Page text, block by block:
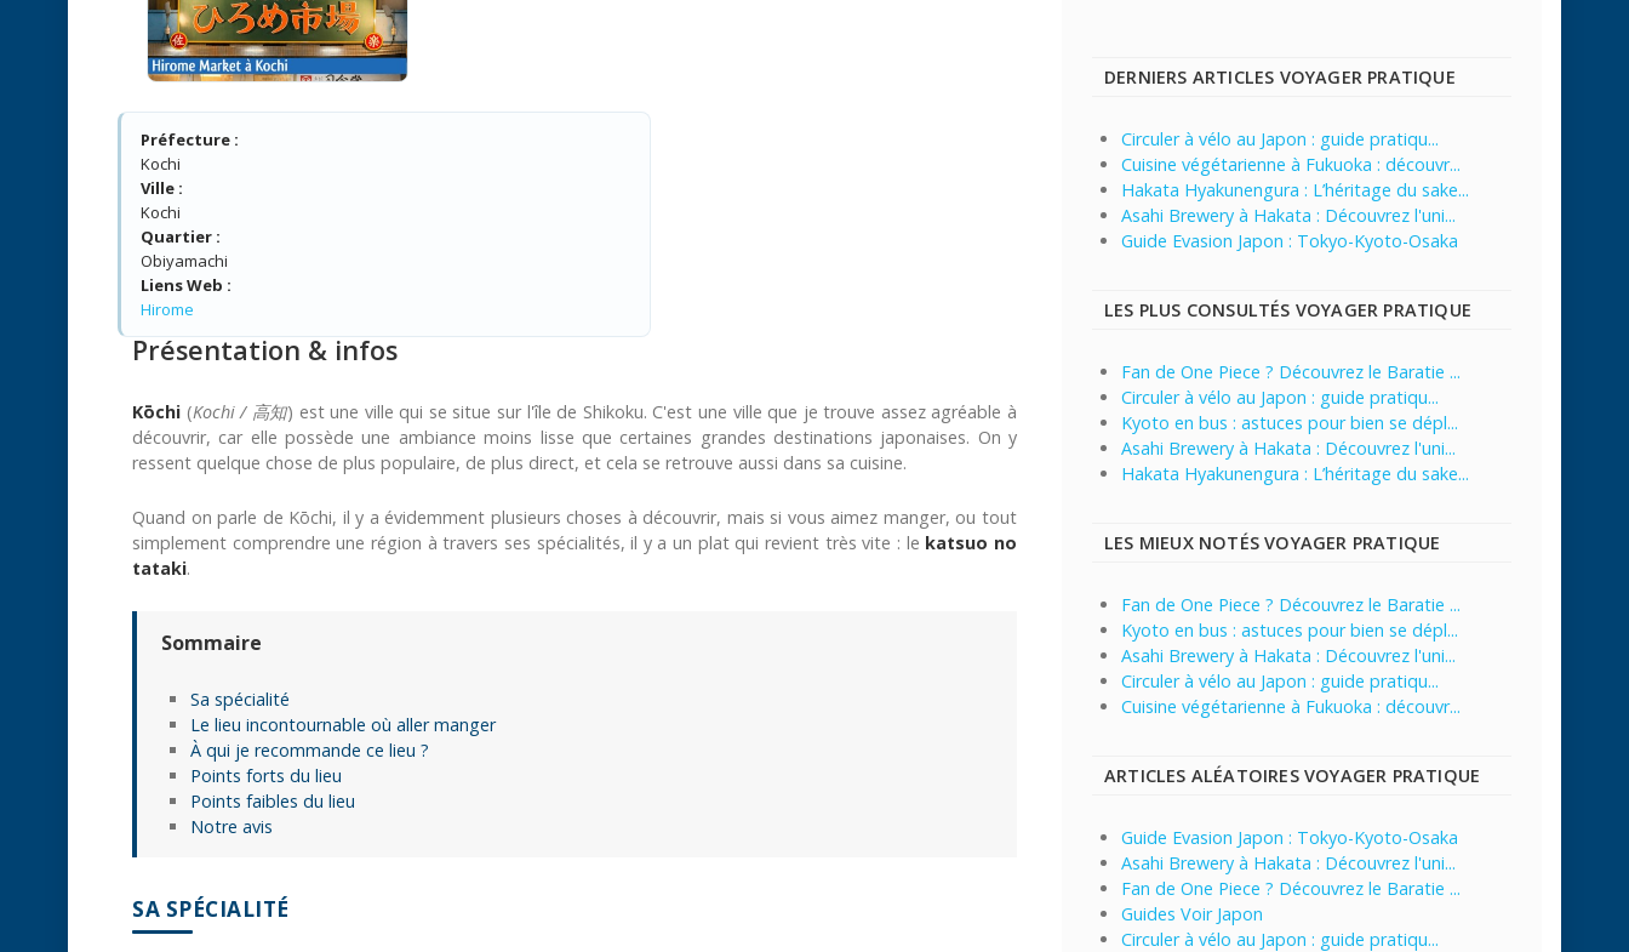
Préfecture :
Kochi
Ville :
Kochi
Quartier :
Obiyamachi
Liens Web :
Hirome
Présentation & infos
Kōchi (Kochi / 高知) est une ville qui se situe sur l'île de Shikoku. C'est une ville que je trouve assez agréable à
découvrir, car elle possède une ambiance moins lisse que certaines grandes destinations japonaises. On y
ressent quelque chose de plus populaire, de plus direct, et cela se retrouve aussi dans sa cuisine.
Quand on parle de Kōchi, il y a évidemment plusieurs choses à découvrir, mais si vous aimez manger, ou tout
simplement comprendre une région à travers ses spécialités, il y a un plat qui revient très vite : le katsuo no
tataki.
Sommaire
Sa spécialité
Le lieu incontournable où aller manger
À qui je recommande ce lieu ?
Points forts du lieu
Points faibles du lieu
Notre avis
SA SPÉCIALITÉ
DERNIERS ARTICLES VOYAGER PRATIQUE
Circuler à vélo au Japon : guide pratiqu...
Cuisine végétarienne à Fukuoka : découvr...
Hakata Hyakunengura : L’héritage du sake...
Asahi Brewery à Hakata : Découvrez l'uni...
Guide Evasion Japon : Tokyo-Kyoto-Osaka
LES PLUS CONSULTÉS VOYAGER PRATIQUE
Fan de One Piece ? Découvrez le Baratie ...
Circuler à vélo au Japon : guide pratiqu...
Kyoto en bus : astuces pour bien se dépl...
Asahi Brewery à Hakata : Découvrez l'uni...
Hakata Hyakunengura : L’héritage du sake...
LES MIEUX NOTÉS VOYAGER PRATIQUE
Fan de One Piece ? Découvrez le Baratie ...
Kyoto en bus : astuces pour bien se dépl...
Asahi Brewery à Hakata : Découvrez l'uni...
Circuler à vélo au Japon : guide pratiqu...
Cuisine végétarienne à Fukuoka : découvr...
ARTICLES ALÉATOIRES VOYAGER PRATIQUE
Guide Evasion Japon : Tokyo-Kyoto-Osaka
Asahi Brewery à Hakata : Découvrez l'uni...
Fan de One Piece ? Découvrez le Baratie ...
Guides Voir Japon
Circuler à vélo au Japon : guide pratiqu...